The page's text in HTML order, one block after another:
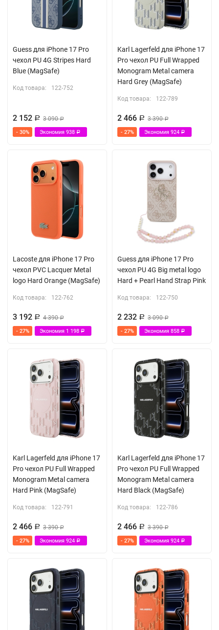
Guess для iPhone 17 Pro
чехол PU 4G Stripes Hard
Blue (MagSafe)
Код товара: 122-752
2 152 Р 3 090Р
- 30% Экономия 938 Р
Karl Lagerfeld для iPhone 17
Pro чехол PU Full Wrapped
Monogram Metal camera
Hard Grey (MagSafe)
Код товара: 122-789
2 466 Р 3 390Р
- 27% Экономия 924 Р
Lacoste для iPhone 17 Pro
чехол PVC Lacquer Metal
logo Hard Orange (MagSafe)
Код товара: 122-762
3 192 Р 4 390Р
- 27% Экономия 1 198 Р
Guess для iPhone 17 Pro
чехол PU 4G Big metal logo
Hard + Pearl Hand Strap Pink
Код товара: 122-750
2 232 Р 3 090Р
- 27% Экономия 858 Р
Karl Lagerfeld для iPhone 17
Pro чехол PU Full Wrapped
Monogram Metal camera
Hard Pink (MagSafe)
Код товара: 122-791
2 466 Р 3 390Р
- 27% Экономия 924 Р
Karl Lagerfeld для iPhone 17
Pro чехол PU Full Wrapped
Monogram Metal camera
Hard Black (MagSafe)
Код товара: 122-786
2 466 Р 3 390Р
- 27% Экономия 924 Р